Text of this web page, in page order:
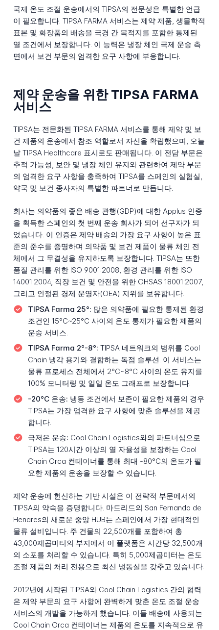
국제 온도 조절 운송에서의 TIPSA의 전문성은 특별한 언급
이 필요합니다. TIPSA FARMA 서비스는 제약 제품, 생물학적
표본 및 화장품의 배송을 국경 간 목적지를 포함한 통제된
열 조건에서 보장합니다. 이 능력은 냉장 체인 국제 운송 측
면에서 보건 부문의 엄격한 요구 사항에 부응합니다.
제약 운송을 위한 TIPSA FARMA
서비스
TIPSA는 전문화된 TIPSA FARMA 서비스를 통해 제약 및 보
건 제품의 운송에서 참조 역할로서 자신을 확립했으며, 오늘
날 TIPSA Healthcare 표시로도 판매됩니다. 이 전담 부문은
추적 가능성, 보안 및 냉장 체인 유지와 관련하여 제약 부문
의 엄격한 요구 사항을 충족하여 TIPSA를 스페인의 실험실,
약국 및 보건 종사자의 특별한 파트너로 만듭니다.
회사는 의약품의 좋은 배송 관행(GDP)에 대한 Applus 인증
을 획득한 스페인의 첫 번째 운송 회사가 되어 선구자가 되
었습니다. 이 인증은 제약 배송의 가장 요구 사항이 높은 표
준의 준수를 증명하며 의약품 및 보건 제품이 물류 체인 전
체에서 그 무결성을 유지하도록 보장합니다. TIPSA는 또한
품질 관리를 위한 ISO 9001:2008, 환경 관리를 위한 ISO
14001:2004, 직장 보건 및 안전을 위한 OHSAS 18001:2007,
그리고 인정된 경제 운영자(OEA) 지위를 보유합니다.
TIPSA Farma 25°: 많은 의약품에 필요한 통제된 환경
조건인 15°C~25°C 사이의 온도 통제가 필요한 제품의
운송 서비스.
TIPSA Farma 2°-8°: TIPSA 네트워크의 범위를 Cool
Chain 냉각 용기와 결합하는 독점 솔루션. 이 서비스는
물류 프로세스 전체에서 2°C~8°C 사이의 온도 유지를
100% 모니터링 및 일일 온도 그래프로 보장합니다.
-20°C 운송: 냉동 조건에서 보존이 필요한 제품의 경우
TIPSA는 가장 엄격한 요구 사항에 맞춘 솔루션을 제공
합니다.
극저온 운송: Cool Chain Logistics와의 파트너십으로
TIPSA는 120시간 이상의 열 자율성을 보장하는 Cool
Chain Orca 컨테이너를 통해 최대 -80°C의 온도가 필
요한 제품의 운송을 보장할 수 있습니다.
제약 운송에 헌신하는 기반 시설은 이 전략적 부문에서의
TIPSA의 약속을 증명합니다. 마드리드의 San Fernando de
Henares의 새로운 중앙 HUB는 스페인에서 가장 현대적인
물류 설비입니다. 주 건물의 22,500개를 포함하여 총
43,000제곱미터의 부지에서 이 플랫폼은 시간당 32,500개
의 소포를 처리할 수 있습니다. 특히 5,000제곱미터는 온도
조절 제품의 처리 전용으로 최신 냉동실을 갖추고 있습니다.
2012년에 시작된 TIPSA와 Cool Chain Logistics 간의 협력
은 제약 부문의 요구 사항에 완벽하게 맞춘 온도 조절 운송
서비스의 개발을 가능하게 했습니다. 이들 배송에 사용되는
Cool Chain Orca 컨테이너는 제품의 온도를 지속적으로 유